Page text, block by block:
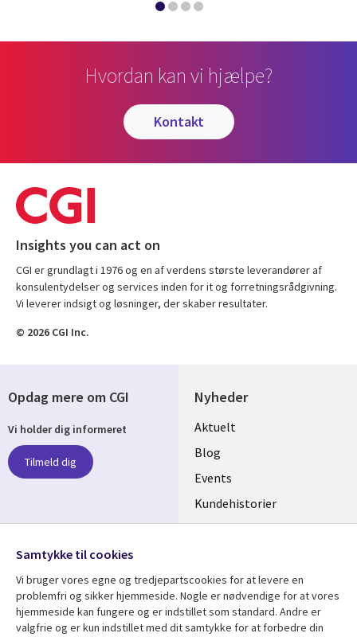
Hvordan kan vi hjælpe?
kontakt
Insights you can act on
CGI er grundlagt i 1976 og en af verdens største leverandører af
konsulentydelser og services inden for it og forretningsrådgivning.
Vi leverer indsigt og løsninger, der skaber resultater.
© 2026 CGI Inc.
Nyheder
Useful
links
DENMARK
Aktuelt
Blog
Events
Kundehistorier
Videoer
Opdag mere om CGI
Vi holder dig informeret
Tilmeld dig
Media
DENMARK
Samtykke til cookies
Vi bruger vores egne og tredjepartscookies for at levere en
problemfri og sikker hjemmeside. Nogle er nødvendige for at vores
hjemmeside kan fungere og er indstillet som standard. Andre er
valgfrie og er kun indstillet med dit samtykke for at forbedre din